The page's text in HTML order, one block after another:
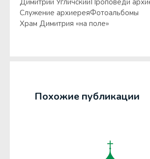
Служение архиереяФотоальбомы
Храм Димитрия «на поле»
Похожие публикации